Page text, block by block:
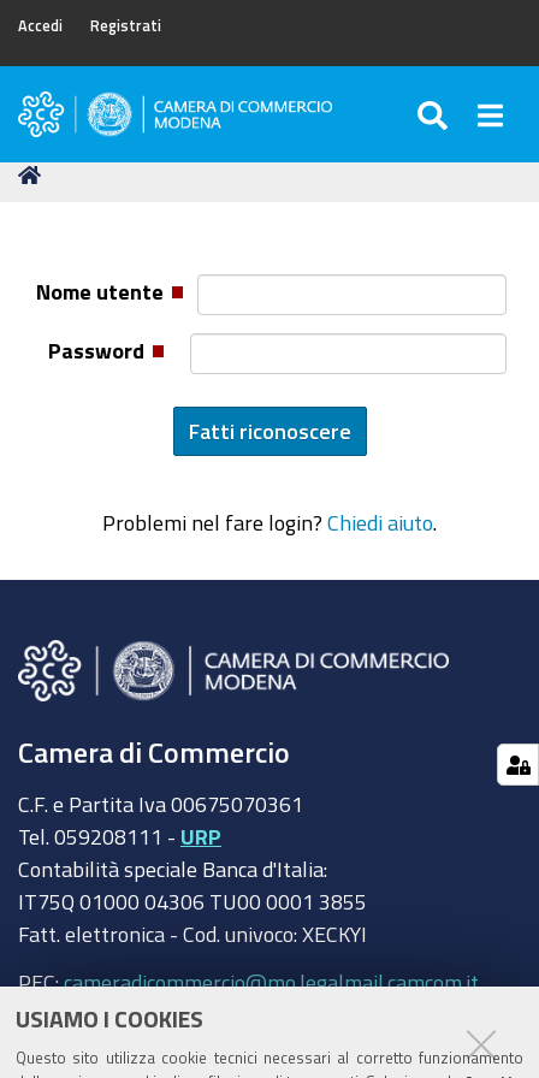
USIAMO I COOKIES
Questo sito utilizza cookie tecnici necessari al corretto funzionamento
Accedi Registrati
Camera
Commercio
Tu
Nome utente
Password
Problemi nel fare login? Chiedi aiuto
Camera di Commercio
C.F. e Partita Iva 00675070361
Tel. 059208111 - URP
Contabilità speciale Banca d'Italia:
IT75Q 01000 04306 TU00 0001 3855
Fatt. elettronica - Cod. univoco: XECKYI
PEC:cameradicommercio@mo.legalmail.camcom.it
Trasparenza